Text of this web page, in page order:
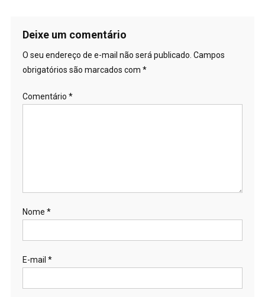
Post
Deixe um comentário
O seu endereço de e-mail não será publicado. Campos
obrigatórios são marcados com *
Comentário *
Nome *
E-mail *